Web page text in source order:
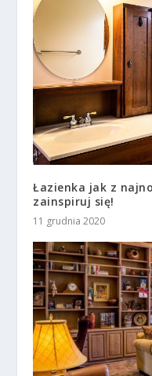
Łazienka jak z
zainspiruj się!
11 grudnia 2020